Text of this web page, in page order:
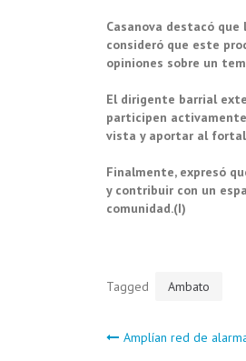
Casanova destacó
consideró que este
opiniones sobre un
El dirigente barrial
participen
vista y aportar al
Finalmente, expresó
y contribuir con un
comunidad.(I)
Tagged Ambato
Amplían red de